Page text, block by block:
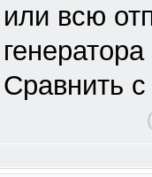
или всю
Сравнить